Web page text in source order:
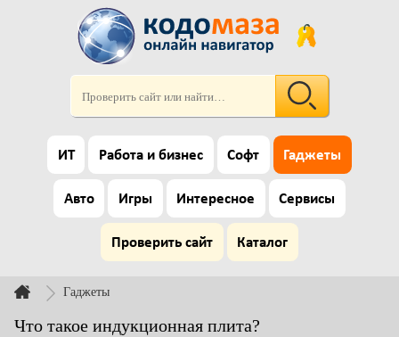
ИТ Работа и бизнес Софт Гаджеты
Авто Игры Интересное Сервисы
Проверить сайт Каталог
Гаджеты
Что такое индукционная плита?